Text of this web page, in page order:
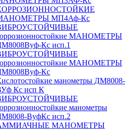
МП4Аф-Кс
МАНОМЕТРЫ
Кс исп.1
МАНОМЕТРЫ
Кс
манометры ДМ8008-
Кс исп К
манометры
ВуфКс исп.2
МАНОМЕТРЫ